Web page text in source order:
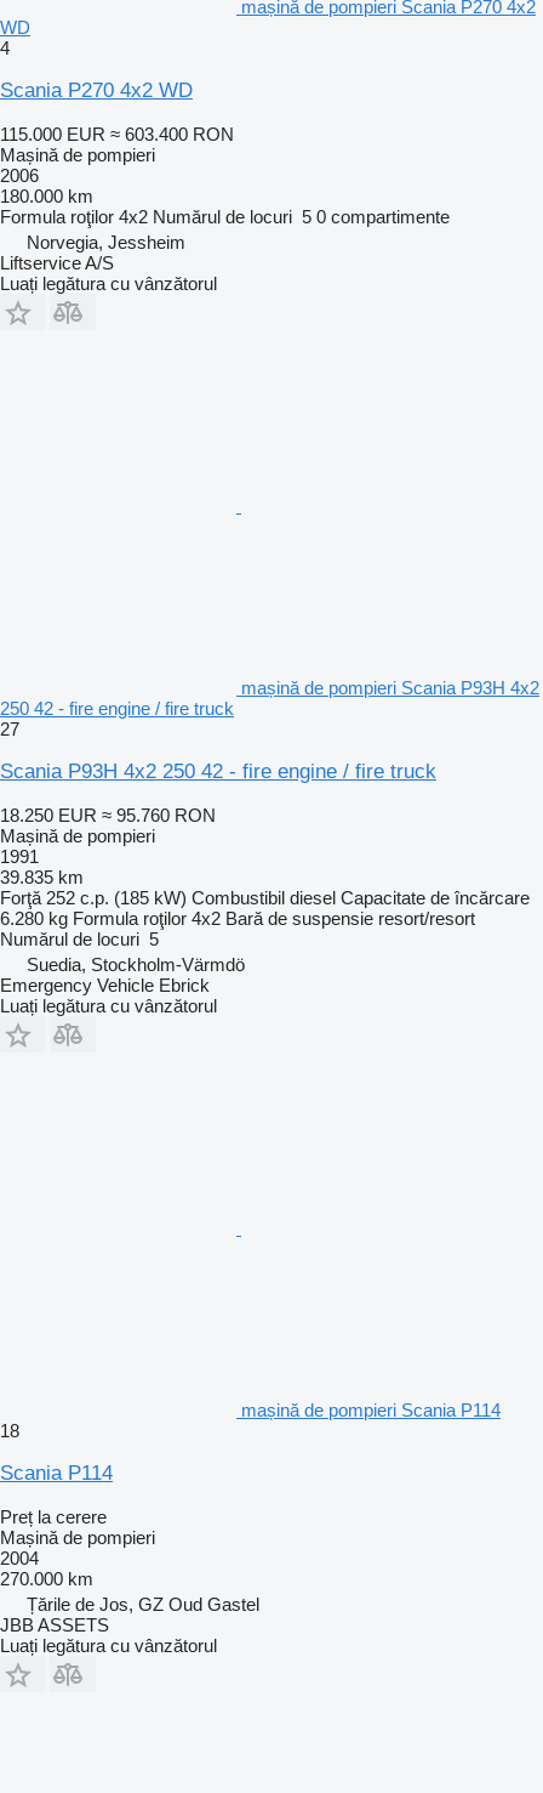
mașină de pompieri Scania P270 4x2
WD
4
Scania P270 4x2 WD
115.000 EUR ≈ 603.400 RON
Mașină de pompieri
2006
180.000 km
Formula roţilor 4x2 Numărul de locuri 5 0 compartimente
Norvegia, Jessheim
Liftservice A/S
Luați legătura cu vânzătorul
mașină de pompieri Scania P93H 4x2
250 42 - fire engine / fire truck
27
Scania P93H 4x2 250 42 - fire engine / fire truck
18.250 EUR ≈ 95.760 RON
Mașină de pompieri
1991
39.835 km
Forţă 252 c.p. (185 kW) Combustibil diesel Capacitate de încărcare
6.280 kg Formula roţilor 4x2 Bară de suspensie resort/resort
Numărul de locuri 5
Suedia, Stockholm-Värmdö
Emergency Vehicle Ebrick
Luați legătura cu vânzătorul
mașină de pompieri Scania P114
18
Scania P114
Preț la cerere
Mașină de pompieri
2004
270.000 km
Țările de Jos, GZ Oud Gastel
JBB ASSETS
Luați legătura cu vânzătorul